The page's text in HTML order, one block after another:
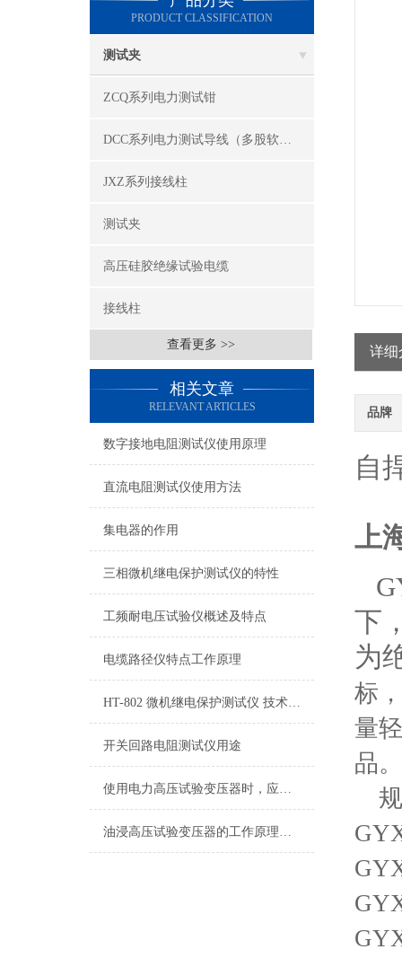
PRODUCT CLASSIFICATION
测试夹
ZCQ系列电力测试钳
DCC系列电力测试导线（多股软线）
JXZ系列接线柱
测试夹
高压硅胶绝缘试验电缆
接线柱
查看更多 >>
相关文章
RELEVANT ARTICLES
数字接地电阻测试仪使用原理
直流电阻测试仪使用方法
集电器的作用
三相微机继电保护测试仪的特性
工频耐电压试验仪概述及特点
电缆路径仪特点工作原理
HT-802 微机继电保护测试仪 技术参数
开关回路电阻测试仪用途
使用电力高压试验变压器时，应做到这些防火措施
油浸高压试验变压器的工作原理与应用分析
详细
品牌
自
上
下
为
标
量
品。
规